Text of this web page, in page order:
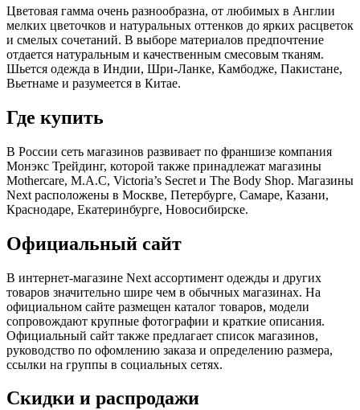
Цветовая гамма очень разнообразна, от любимых в Англии
мелких цветочков и натуральных оттенков до ярких расцветок
и смелых сочетаний. В выборе материалов предпочтение
отдается натуральным и качественным смесовым тканям.
Шьется одежда в Индии, Шри-Ланке, Камбодже, Пакистане,
Вьетнаме и разумеется в Китае.
Где купить
В России сеть магазинов развивает по франшизе компания
Монэкс Трейдинг, которой также принадлежат магазины
Mothercare, M.A.C, Victoria’s Secret и The Body Shop. Магазины
Next расположены в Москве, Петербурге, Самаре, Казани,
Краснодаре, Екатеринбурге, Новосибирске.
Официальный сайт
В интернет-магазине Next ассортимент одежды и других
товаров значительно шире чем в обычных магазинах. На
официальном сайте размещен каталог товаров, модели
сопровождают крупные фотографии и краткие описания.
Официальный сайт также предлагает список магазинов,
руководство по офомлению заказа и определению размера,
ссылки на группы в социальных сетях.
Скидки и распродажи